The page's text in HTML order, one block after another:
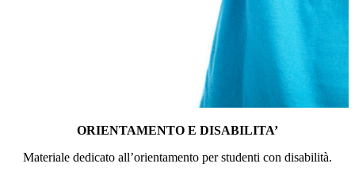
ORIENTAMENTO E DISABILITA’
Materiale dedicato all’orientamento per studenti con disabilità.